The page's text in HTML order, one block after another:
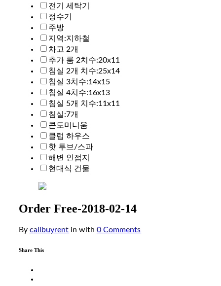
전기 세탁기
정수기
주방
지역:지하철
차고 2개
추가 룸 2치수:20x11
침실 2개 치수:25x14
침실 3치수:14x15
침실 4치수:16x13
침실 5개 치수:11x11
침실:7개
콘도미니움
클럽 하우스
핫 투브/스파
해변 인접지
현대식 건물
Order Free-2018-02-14
By callbuyrent in with 0 Comments
Share This